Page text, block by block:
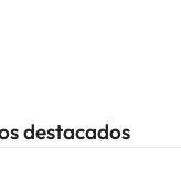
destacados